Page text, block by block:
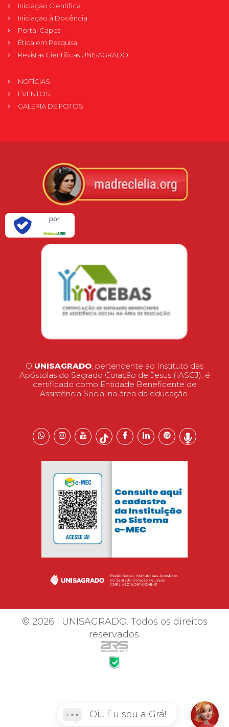
Iniciação Científica
Iniciação à Docência
Portal Capes
Ética em Pesquisa
Revistas Científicas UNISAGRADO
NOTÍCIAS
EVENTOS
GALERIA DE FOTOS
por
O UNISAGRADO, pertencente ao Instituto das
Apóstolas do Sagrado Coração de Jesus (IASCJ), é
certificado como Entidade Beneficente de
Assistência Social na área da educação.
© 2026 | UNISAGRADO. Todos os direitos
reservados.
Oi... Eu sou a Grá!